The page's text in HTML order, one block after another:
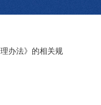
办法》的相关规